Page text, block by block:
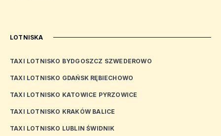
LOTNISKA
TAXI LOTNISKO BYDGOSZCZ SZWEDEROWO
TAXI LOTNISKO GDAŃSK RĘBIECHOWO
TAXI LOTNISKO KATOWICE PYRZOWICE
TAXI LOTNISKO KRAKÓW BALICE
TAXI LOTNISKO LUBLIN ŚWIDNIK